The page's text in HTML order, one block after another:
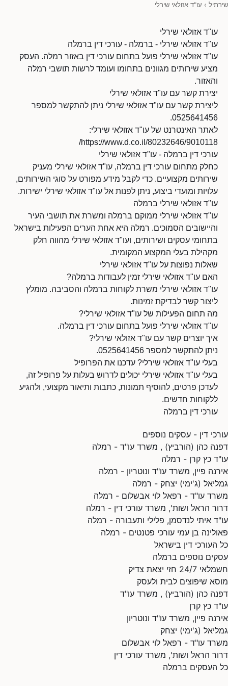
שירתיל › עו"ד אזולאי שירלי
עו"ד אזולאי שירלי
עו"ד אזולאי שירלי - ברמלה - עורכי דין ברמלה
עו"ד אזולאי שירלי פועל בתחום עורכי דין באזור רמלה. העסק
מציע שירותים מגוונים בתחומו ועומד לרשות תושבי רמלה
והאזור.
יצירת קשר עם עו"ד אזולאי שירלי
ליצירת קשר עם עו"ד אזולאי שירלי ניתן להתקשר למספר
0525641456.
לאתר האינטרנט של עו"ד אזולאי שירלי:
https://www.d.co.il/80232646/9010118/
עורכי דין ברמלה - עו"ד אזולאי שירלי
כחלק מתחום עורכי דין ברמלה, עו"ד אזולאי שירלי מעניק
שירותים מקצועיים. כדי לקבל מידע מפורט על סוגי השירותים,
עלויות ומועדי ביצוע, ניתן לפנות אל עו"ד אזולאי שירלי ישירות.
עו"ד אזולאי שירלי ברמלה
עו"ד אזולאי שירלי ממוקם ברמלה ומשרת את תושבי העיר
והיישובים הסמוכים. רמלה היא אחת הערים הפעילות בישראל
בתחומי עסקים ושירותים, ועו"ד אזולאי שירלי מהווה חלק
מקהילת בעלי המקצוע המקומית.
שאלות נפוצות על עו"ד אזולאי שירלי
האם עו"ד אזולאי שירלי זמין לעבודות ברמלה?
עו"ד אזולאי שירלי משרת לקוחות ברמלה והסביבה. מומלץ
ליצור קשר לבדיקת זמינות.
מה תחום הפעילות של עו"ד אזולאי שירלי?
עו"ד אזולאי שירלי פועל בתחום עורכי דין ברמלה.
איך יוצרים קשר עם עו"ד אזולאי שירלי?
ניתן להתקשר למספר 0525641456.
בעלי עו"ד אזולאי שירלי? עדכנו את הפרופיל
בעלי עו"ד אזולאי שירלי יכולים לדרוש בעלות על פרופיל זה,
לעדכן פרטים, להוסיף תמונות, כתבות ותיאור מקצועי, ולהגיע
ללקוחות חדשים.
עורכי דין ברמלה
עורכי דין - עסקים נוספים
דפנה כהן (הורביץ) , משרד עו"ד - רמלה
עו"ד כץ קרן - רמלה
אירנה פיין, משרד עו"ד ונוטריון - רמלה
גמליאל (ג'ימי) יצחק - רמלה
משרד עו"ד - רפאל לוי אבשלום - רמלה
דרור הראל ושות', משרד עורכי דין - רמלה
עו"ד איתי לנדסמן, פלילי ותעבורה - רמלה
פאולינה בן עמי עורכי פטנטים - רמלה
כל העורכי דין בישראל
עסקים נוספים ברמלה
חשמלאי 24/7 חזי יצאת צדיק
מוסא שיפוצים לבית ולעסק
דפנה כהן (הורביץ) , משרד עו"ד
עו"ד כץ קרן
אירנה פיין, משרד עו"ד ונוטריון
גמליאל (ג'ימי) יצחק
משרד עו"ד - רפאל לוי אבשלום
דרור הראל ושות', משרד עורכי דין
כל העסקים ברמלה